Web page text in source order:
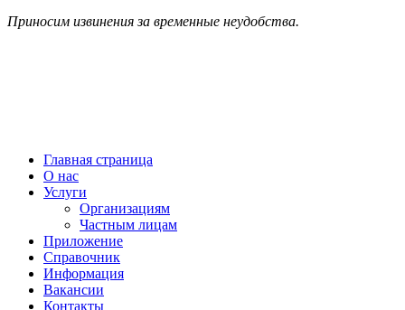
Приносим извинения за временные неудобства.
Главная страница
О нас
Услуги
Организациям
Частным лицам
Приложение
Справочник
Информация
Вакансии
Контакты